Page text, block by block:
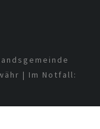
| Im Notfall: